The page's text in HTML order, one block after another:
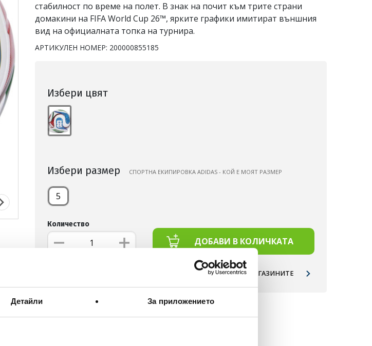
Детайли За приложението
стабилност по време на полет. В знак на почит към трите страни
домакини на FIFA World Cup 26™, ярките графики имитират външния
вид на официалната топка на турнира.
АРТИКУЛЕН НОМЕР: 200000855185
Избери цвят
Избери размер СПОРТНА ЕКИПИРОВКА ADIDAS - КОЙ Е МОЯТ РАЗМЕР
5
Количество
ДОБАВИ В КОЛИЧКАТА
НАЛИЧНОСТ ПО МАГАЗИНИТЕ
ВИЖ ПОВЕЧЕ